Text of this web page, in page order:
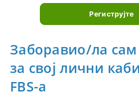
Региструјте
Заборавио/ла
за свој лични
FBS-а